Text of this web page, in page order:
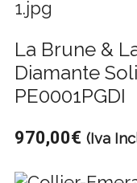
La Brune &
Diamante
PE0001PGDI
970,00€ (Iva